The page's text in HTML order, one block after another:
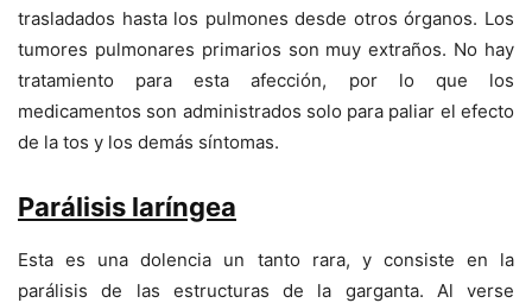
trasladados hasta los pulmones desde otros órganos. Los
tumores pulmonares primarios son muy extraños. No hay
tratamiento para esta afección, por lo que los
medicamentos son administrados solo para paliar el efecto
de la tos y los demás síntomas.
Parálisis laríngea
Esta es una dolencia un tanto rara, y consiste en la
parálisis de las estructuras de la garganta. Al verse